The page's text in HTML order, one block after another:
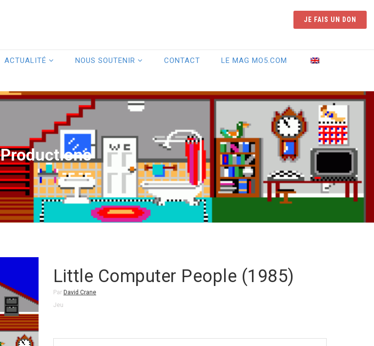
JE FAIS UN DON
ACTUALITÉ NOUS SOUTENIR CONTACT LE MAG MO5.COM
Productions
Little Computer People (1985)
Par David Crane
Jeu